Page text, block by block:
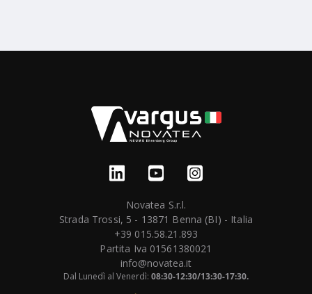
Novatea S.r.l.
Strada Trossi, 5 - 13871 Benna (BI) - Italia
+39 015.58.21.893
Partita Iva 01561380021
info@novatea.it
Dal Lunedì al Venerdì: 08:30-12:30/13:30-17:30.